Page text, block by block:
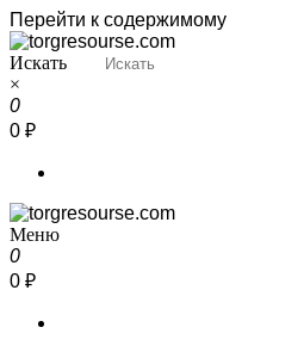
Перейти к содержимому
Torgresourse
Промышленный маркетплейс
Искать
×
0
0 ₽
Torgresourse
Промышленный маркетплейс
Меню
0
0 ₽